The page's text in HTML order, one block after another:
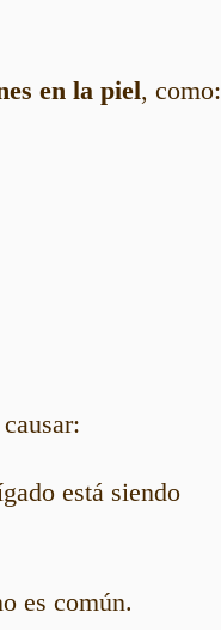
en la piel, como:
está siendo
es común.